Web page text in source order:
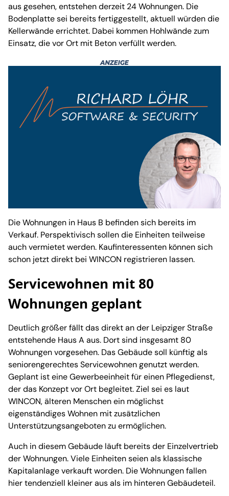
aus gesehen, entstehen derzeit 24 Wohnungen. Die
Bodenplatte sei bereits fertiggestellt, aktuell würden die
Kellerwände errichtet. Dabei kommen Hohlwände zum
Einsatz, die vor Ort mit Beton verfüllt werden.
Die Wohnungen in Haus B befinden sich bereits im
Verkauf. Perspektivisch sollen die Einheiten teilweise
auch vermietet werden. Kaufinteressenten können sich
schon jetzt direkt bei WINCON registrieren lassen.
Servicewohnen mit 80
Wohnungen geplant
Deutlich größer fällt das direkt an der Leipziger Straße
entstehende Haus A aus. Dort sind insgesamt 80
Wohnungen vorgesehen. Das Gebäude soll künftig als
seniorengerechtes Servicewohnen genutzt werden.
Geplant ist eine Gewerbeeinheit für einen Pflegedienst,
der das Konzept vor Ort begleitet. Ziel sei es laut
WINCON, älteren Menschen ein möglichst
eigenständiges Wohnen mit zusätzlichen
Unterstützungsangeboten zu ermöglichen.
Auch in diesem Gebäude läuft bereits der Einzelvertrieb
der Wohnungen. Viele Einheiten seien als klassische
Kapitalanlage verkauft worden. Die Wohnungen fallen
hier tendenziell kleiner aus als im hinteren Gebäudeteil.